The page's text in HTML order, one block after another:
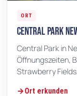
ORT
Central Park
Central Park in
Öffnungszeiten,
Strawberry
Ort erkunden